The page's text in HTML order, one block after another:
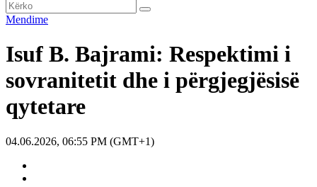
Mendime
Isuf B. Bajrami: Respektimi i
sovranitetit dhe i përgjegjësisë
qytetare
04.06.2026, 06:55 PM (GMT+1)